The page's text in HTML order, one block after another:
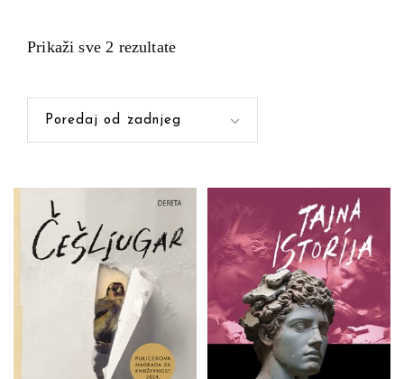
Prikaži sve 2 rezultate
Poredaj od zadnjeg